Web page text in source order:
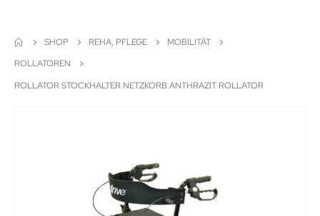
SHOP REHA, PFLEGE
MOBILITÄT
ROLLATOREN
ROLLATOR STOCKHALTER NETZKORB ANTHRAZIT ROLLATOR